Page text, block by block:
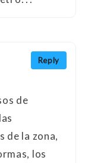
Reply
de
de la zona,
los